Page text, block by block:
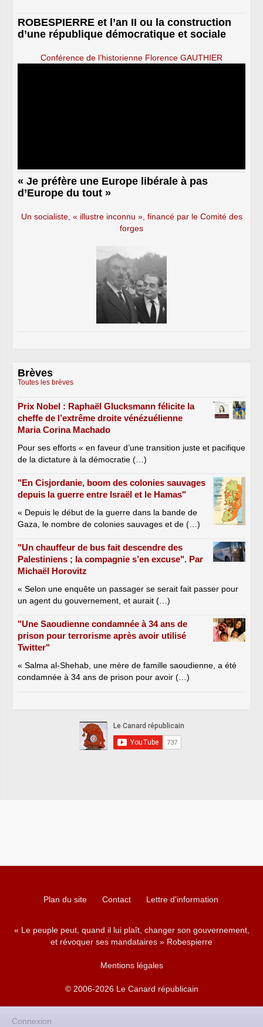
ROBESPIERRE et l’an II ou la construction
d’une république démocratique et sociale
Conférence de l’historienne Florence GAUTHIER
« Je préfère une Europe libérale à pas
d’Europe du tout »
Un socialiste, « illustre inconnu », financé par le Comité des
forges
Brèves
Toutes les brèves
Prix Nobel : Raphaël Glucksmann félicite la
cheffe de l’extrême droite vénézuélienne
Maria Corina Machado
Pour ses efforts « en faveur d’une transition juste et pacifique
de la dictature à la démocratie (…)
"En Cisjordanie, boom des colonies sauvages
depuis la guerre entre Israël et le Hamas"
« Depuis le début de la guerre dans la bande de
Gaza, le nombre de colonies sauvages et de (…)
"Un chauffeur de bus fait descendre des
Palestiniens ; la compagnie s’en excuse". Par
Michaël Horovitz
« Selon une enquête un passager se serait fait passer pour
un agent du gouvernement, et aurait (…)
"Une Saoudienne condamnée à 34 ans de
prison pour terrorisme après avoir utilisé
Twitter"
« Salma al-Shehab, une mère de famille saoudienne, a été
condamnée à 34 ans de prison pour avoir (…)
Plan du site Contact Lettre d'information
« Le peuple peut, quand il lui plaît, changer son gouvernement,
et révoquer ses mandataires » Robespierre
Mentions légales
© 2006-2026 Le Canard républicain
Connexion